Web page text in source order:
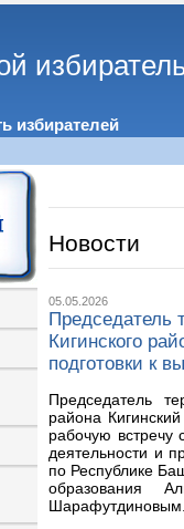
избирателей
Новости
05.05.2026
Председатель
Кигинского
подготовки к
Председатель
района
рабочую встречу
деятельности и
по Республике
образования